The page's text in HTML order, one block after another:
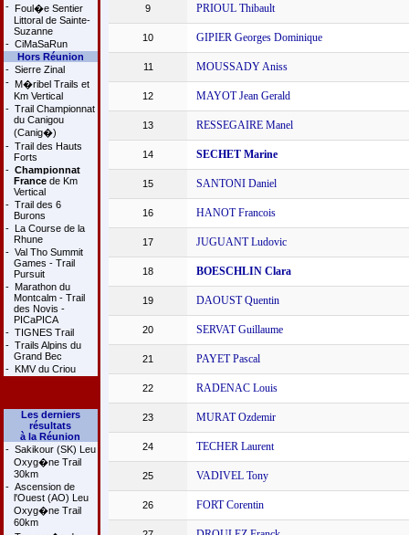
- Foul�e Sentier
Littoral de Sainte-
Suzanne
- CiMaSaRun
Hors Réunion
- Sierre Zinal
- M�ribel Trails et
Km Vertical
- Trail Championnat
du Canigou
(Canig�)
- Trail des Hauts
Forts
- Championnat
Francede Km
Vertical
- Trail des 6
Burons
- La Course de la
Rhune
- Val Tho Summit
Games - Trail
Pursuit
- Marathon du
Montcalm - Trail
des Novis -
PICaPICA
- TIGNES Trail
- Trails Alpins du
Grand Bec
- KMV du Criou
Les derniers
résultats
à la Réunion
- Sakikour (SK) Leu
Oxyg�ne Trail
30km
- Ascension de
l'Ouest (AO) Leu
Oxyg�ne Trail
60km
9 PRIOUL Thibault
10 GIPIER Georges Dominique
11 MOUSSADY Aniss
12 MAYOT Jean Gerald
13 RESSEGAIRE Manel
14 SECHET Marine
15 SANTONI Daniel
16 HANOT Francois
17 JUGUANT Ludovic
18 BOESCHLIN Clara
19 DAOUST Quentin
20 SERVAT Guillaume
21 PAYET Pascal
22 RADENAC Louis
23 MURAT Ozdemir
24 TECHER Laurent
25 VADIVEL Tony
26 FORT Corentin